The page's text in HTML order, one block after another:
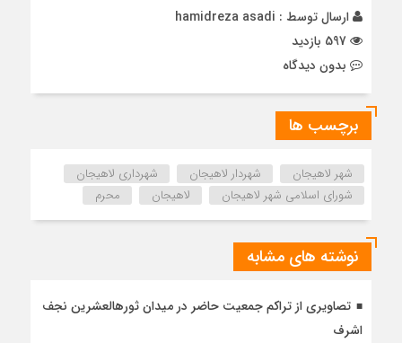
ارسال توسط : hamidreza asadi
بدون دیدگاه
برچسب ها
شهر لاهیجان شهردار لاهیجان
شهرداری لاهیجان
شورای اسلامی شهر لاهیجان
لاهیجان محرم
نوشته های مشابه
تصاویری از تراکم جمعیت حاضر در میدان ثورهالعشرین نجف
اشرف